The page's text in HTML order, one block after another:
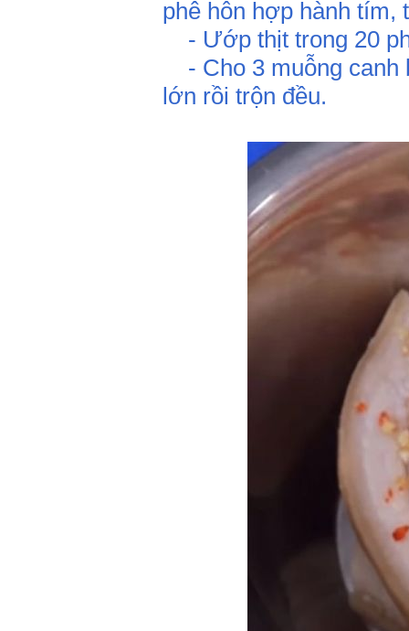
phê hỗn hợp hành tím,
- Ướp thịt trong 20
- Cho 3 muỗng canh
lớn rồi trộn đều.